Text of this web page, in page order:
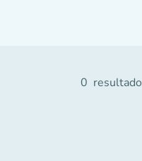
0 resultado